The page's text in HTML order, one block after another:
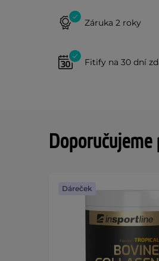
Záruka 2 roky
Fitify na 30 dní
Dáreček